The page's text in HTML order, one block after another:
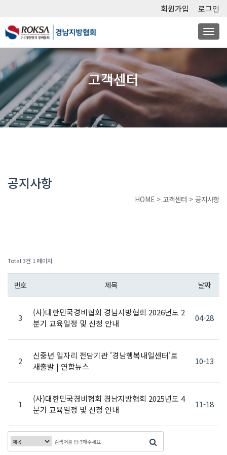
회원가입 로그인
고객센터
공지사항
HOME > 고객센터 > 공지사항
Total 3건 1 페이지
번호 제목 날짜
3
(사)대한민국경비협회 경남지방협회 2026년도 2
분기 교육일정 및 신청 안내
04-28
2
신중년 일자리 전담기관 '경남행복내일센터'로
새출발 | 연합뉴스
10-13
1
(사)대한민국경비협회 경남지방협회 2025년도 4
분기 교육일정 및 신청 안내
11-18